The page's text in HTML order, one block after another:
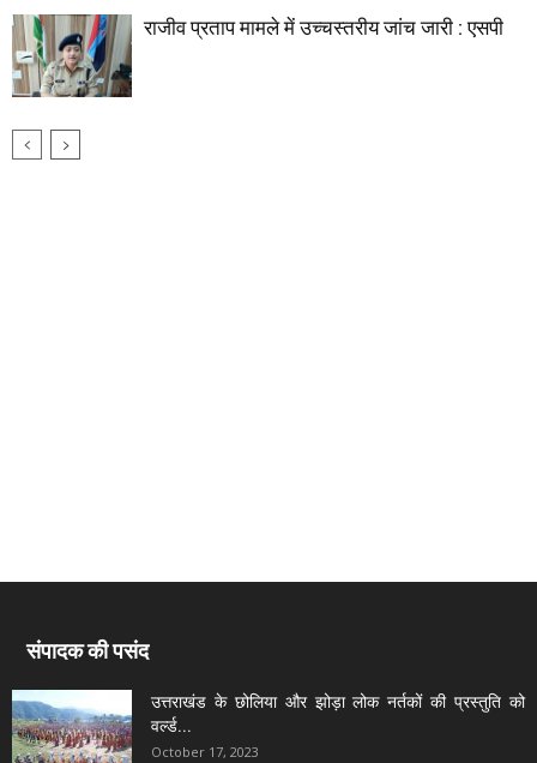
राजीव प्रताप मामले में उच्चस्तरीय जांच जारी : एसपी
संपादक की पसंद
उत्तराखंड के छोलिया और झोड़ा लोक नर्तकों की प्रस्तुति को
वर्ल्ड...
October 17, 2023